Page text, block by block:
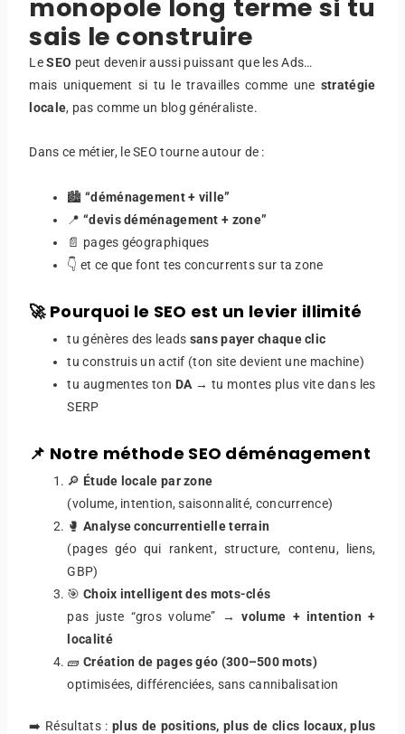
monopole long terme si tu
sais le construire
LeSEO peut devenir aussi puissant que les Ads…
mais uniquement si tu le travailles comme une stratégie
locale, pas comme un blog généraliste.
Dans ce métier, le SEO tourne autour de :
🏙️“déménagement + ville”
📍“devis déménagement + zone”
📄 pages géographiques
👇 et ce que font tes concurrents sur ta zone
🚀 Pourquoi le SEO est un levier illimité
tu génères des leads sans payer chaque clic
tu construis un actif (ton site devient une machine)
tu augmentes ton DA → tu montes plus vite dans les
SERP
📌 Notre méthode SEO déménagement
🔎 Étude locale par zone
(volume, intention, saisonnalité, concurrence)
🥊Analyse concurrentielle terrain
(pages géo qui rankent, structure, contenu, liens,
GBP)
🎯Choix intelligent des mots-clés
pas juste “gros volume” →volume + intention +
localité
🧱Création de pages géo (300–500 mots)
optimisées, différenciées, sans cannibalisation
➡️ Résultats :plus de positions, plus de clics locaux, plus